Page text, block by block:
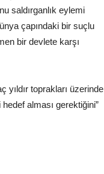
saldırganlık eylemi
çapındaki bir suçlu
bir devlete karşı
yıldır toprakları üzerinde
alması gerektiğini”